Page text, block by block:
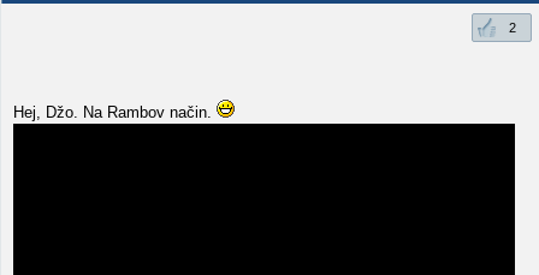
2
Hej, Džo. Na Rambov način.